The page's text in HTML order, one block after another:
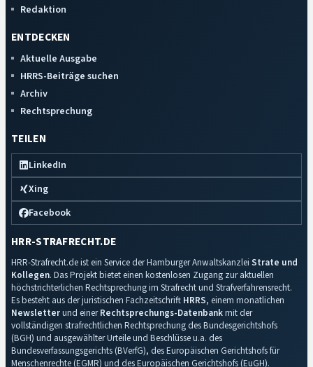
Redaktion
ENTDECKEN
Aktuelle Ausgabe
HRRS-Beiträge suchen
Archiv
Rechtsprechung
TEILEN
LinkedIn
Xing
Facebook
HRR-STRAFRECHT.DE
HRR-Strafrecht.de ist ein Service der Hamburger Anwaltskanzlei Strate und
Kollegen. Das Projekt bietet einen kostenlosen Zugang zur aktuellen
höchstrichterlichen Rechtsprechung im Strafrecht und Strafverfahrensrecht.
Es besteht aus der juristischen Fachzeitschrift HRRS, einem monatlichen
Newsletterund einerRechtsprechungs-Datenbankmit der
vollständigen strafrechtlichen Rechtsprechung des Bundesgerichtshofs
(BGH) und ausgewählter Urteile und Beschlüsse u.a. des
Bundesverfassungsgerichts (BVerfG), des Europäischen Gerichtshofs für
Menschenrechte (EGMR) und des Europäischen Gerichtshofs (EuGH).